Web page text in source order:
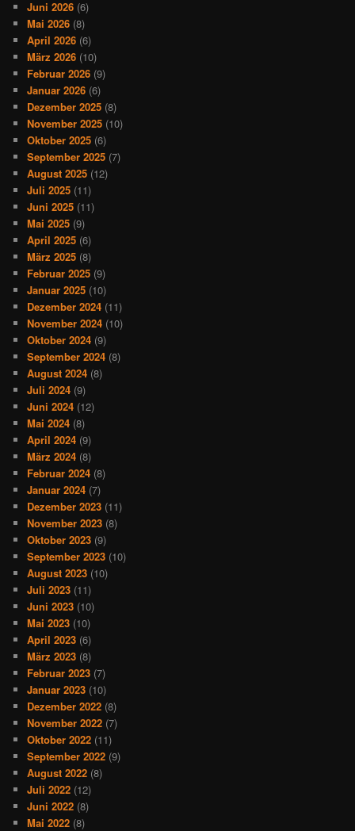
Juni 2026 (6)
Mai 2026 (8)
April 2026 (6)
März 2026 (10)
Februar 2026 (9)
Januar 2026 (6)
Dezember 2025 (8)
November 2025 (10)
Oktober 2025 (6)
September 2025 (7)
August 2025 (12)
Juli 2025 (11)
Juni 2025 (11)
Mai 2025 (9)
April 2025 (6)
März 2025 (8)
Februar 2025 (9)
Januar 2025 (10)
Dezember 2024 (11)
November 2024 (10)
Oktober 2024 (9)
September 2024 (8)
August 2024 (8)
Juli 2024 (9)
Juni 2024 (12)
Mai 2024 (8)
April 2024 (9)
März 2024 (8)
Februar 2024 (8)
Januar 2024 (7)
Dezember 2023 (11)
November 2023 (8)
Oktober 2023 (9)
September 2023 (10)
August 2023 (10)
Juli 2023 (11)
Juni 2023 (10)
Mai 2023 (10)
April 2023 (6)
März 2023 (8)
Februar 2023 (7)
Januar 2023 (10)
Dezember 2022 (8)
November 2022 (7)
Oktober 2022 (11)
September 2022 (9)
August 2022 (8)
Juli 2022 (12)
Juni 2022 (8)
Mai 2022 (8)